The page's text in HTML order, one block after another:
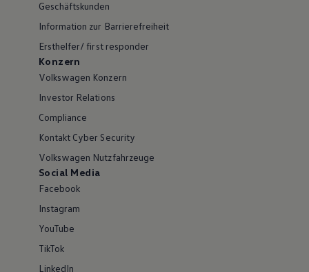
Geschäftskunden
Information zur Barrierefreiheit
Ersthelfer/ first responder
Konzern
Volkswagen Konzern
Investor Relations
Compliance
Kontakt Cyber Security
Volkswagen Nutzfahrzeuge
Social Media
Facebook
Instagram
YouTube
TikTok
LinkedIn